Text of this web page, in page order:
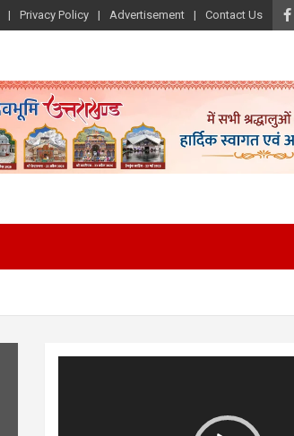
Privacy Policy Advertisement Contact Us